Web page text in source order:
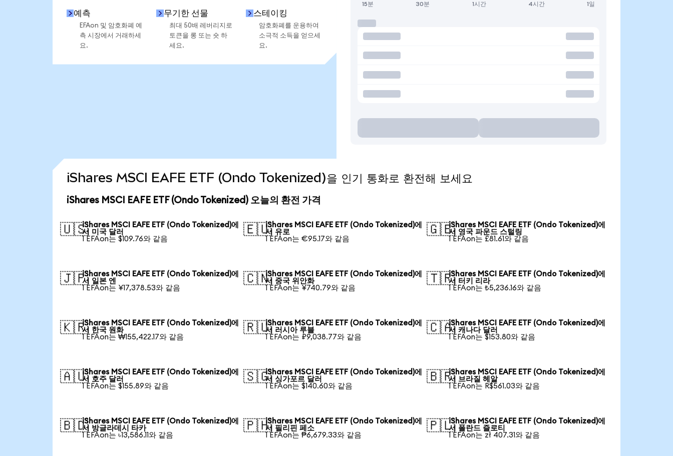
예측
EFAon 및 암호화폐 예
측 시장에서 거래하세
요.
무기한 선물
최대 50배 레버리지로
토큰을 롱 또는 숏 하
세요.
스테이킹
암호화폐를 운용하여
소극적 소득을 얻으세
요.
15분 30분 1시간 4시간 1일
iShares MSCI EAFE ETF (Ondo Tokenized)을 인기 통화로 환전해 보세요
iShares MSCI EAFE ETF (Ondo Tokenized) 오늘의 환전 가격
🇺🇸iShares MSCI EAFE ETF (Ondo Tokenized)에
서 미국 달러
1 EFAon는 $109.76와 같음
🇪🇺iShares MSCI EAFE ETF (Ondo Tokenized)에
서 유로
1 EFAon는 €95.17와 같음
🇬🇧iShares MSCI EAFE ETF (Ondo Tokenized)에
서 영국 파운드 스털링
1 EFAon는 £81.61와 같음
🇯🇵iShares MSCI EAFE ETF (Ondo Tokenized)에
서 일본 엔
1 EFAon는 ¥17,378.53와 같음
🇨🇳iShares MSCI EAFE ETF (Ondo Tokenized)에
서 중국 위안화
1 EFAon는 ¥740.79와 같음
🇹🇷iShares MSCI EAFE ETF (Ondo Tokenized)에
서 터키 리라
1 EFAon는 ₺5,236.16와 같음
🇰🇷iShares MSCI EAFE ETF (Ondo Tokenized)에
서 한국 원화
1 EFAon는 ₩155,422.17와 같음
🇷🇺iShares MSCI EAFE ETF (Ondo Tokenized)에
서 러시아 루블
1 EFAon는 ₽9,038.77와 같음
🇨🇦iShares MSCI EAFE ETF (Ondo Tokenized)에
서 캐나다 달러
1 EFAon는 $153.80와 같음
🇦🇺iShares MSCI EAFE ETF (Ondo Tokenized)에
서 호주 달러
1 EFAon는 $155.89와 같음
🇸🇬iShares MSCI EAFE ETF (Ondo Tokenized)에
서 싱가포르 달러
1 EFAon는 $140.60와 같음
🇧🇷iShares MSCI EAFE ETF (Ondo Tokenized)에
서 브라질 헤알
1 EFAon는 R$561.03와 같음
🇧🇩iShares MSCI EAFE ETF (Ondo Tokenized)에
서 방글라데시 타카
1 EFAon는 ৳13,586.11와 같음
🇵🇭iShares MSCI EAFE ETF (Ondo Tokenized)에
서 필리핀 페소
1 EFAon는 ₱6,679.33와 같음
🇵🇱iShares MSCI EAFE ETF (Ondo Tokenized)에
서 폴란드 즐로티
1 EFAon는 zł 407.31와 같음